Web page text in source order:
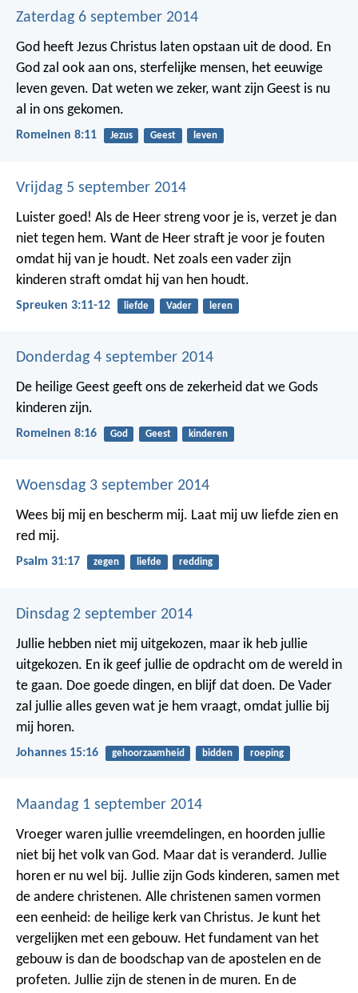
Zaterdag 6 september 2014
God heeft Jezus Christus laten opstaan uit de dood. En
God zal ook aan ons, sterfelijke mensen, het eeuwige
leven geven. Dat weten we zeker, want zijn Geest is nu
al in ons gekomen.
Romeinen 8:11 Jezus Geest leven
Vrijdag 5 september 2014
Luister goed! Als de Heer streng voor je is, verzet je dan
niet tegen hem. Want de Heer straft je voor je fouten
omdat hij van je houdt. Net zoals een vader zijn
kinderen straft omdat hij van hen houdt.
Spreuken 3:11-12 liefde Vader leren
Donderdag 4 september 2014
De heilige Geest geeft ons de zekerheid dat we Gods
kinderen zijn.
Romeinen 8:16 God Geest kinderen
Woensdag 3 september 2014
Wees bij mij en bescherm mij. Laat mij uw liefde zien en
red mij.
Psalm 31:17 zegen liefde redding
Dinsdag 2 september 2014
Jullie hebben niet mij uitgekozen, maar ik heb jullie
uitgekozen. En ik geef jullie de opdracht om de wereld in
te gaan. Doe goede dingen, en blijf dat doen. De Vader
zal jullie alles geven wat je hem vraagt, omdat jullie bij
mij horen.
Johannes 15:16 gehoorzaamheid bidden roeping
Maandag 1 september 2014
Vroeger waren jullie vreemdelingen, en hoorden jullie
niet bij het volk van God. Maar dat is veranderd. Jullie
horen er nu wel bij. Jullie zijn Gods kinderen, samen met
de andere christenen. Alle christenen samen vormen
een eenheid: de heilige kerk van Christus. Je kunt het
vergelijken met een gebouw. Het fundament van het
gebouw is dan de boodschap van de apostelen en de
profeten. Jullie zijn de stenen in de muren. En de